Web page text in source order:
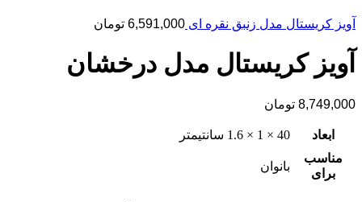
آویز کریستال مدل زنبق نقره ای 6,591,000 تومان
آویز کریستال مدل درخشان
8,749,000 تومان
ابعاد
40 × 1 × 1.6 سانتیمتر
مناسب
برای
بانوان